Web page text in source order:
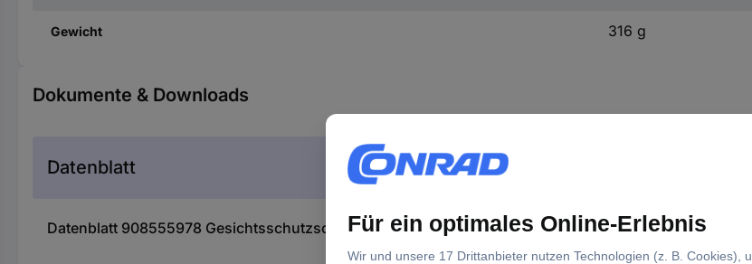
Gewicht 316 g
Dokumente & Downloads
Datenblatt
Datenblatt 908555978 Gesichtsschutzschirm 1902 mit Stirnschutz, EN 166, farblos, Polycarbonat, 286g